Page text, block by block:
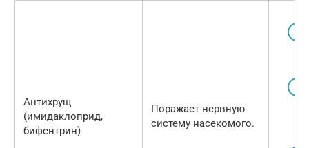
Антихрущ
(имидаклоприд,
бифентрин)
Поражает нервную
систему насекомого.